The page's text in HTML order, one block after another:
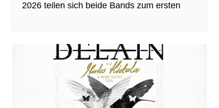
2026 teilen sich beide Bands zum ersten